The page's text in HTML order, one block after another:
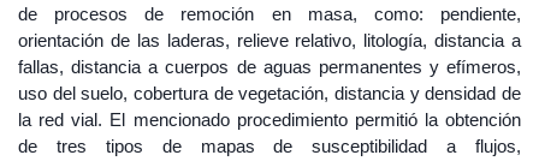
de procesos de remoción en masa, como: pendiente,
orientación de las laderas, relieve relativo, litología, distancia a
fallas, distancia a cuerpos de aguas permanentes y efímeros,
uso del suelo, cobertura de vegetación, distancia y densidad de
la red vial. El mencionado procedimiento permitió la obtención
de tres tipos de mapas de susceptibilidad a flujos,